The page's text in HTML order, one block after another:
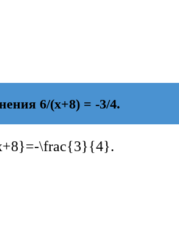
6/(х+8) = -3/4.
\frac{3}{4}.